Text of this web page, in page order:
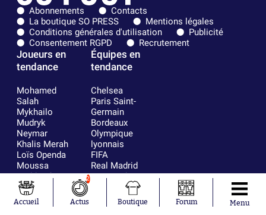
Abonnements
Contacts
La boutique SO PRESS
Mentions légales
Conditions générales d'utilisation
Publicité
Consentement RGPD
Recrutement
Joueurs en
tendance
Mohamed
Salah
Mykhailo
Mudryk
Neymar
Khalis Merah
Loïs Openda
Moussa
Niakhaté
Nicolás
Tagliafico
Pavel Šulc
Équipes en
tendance
Chelsea
Paris Saint-
Germain
Bordeaux
Olympique
lyonnais
FIFA
Real Madrid
RC Strasbourg
AC Milan
RC Lens
Accueil
2
Actus Boutique Forum Menu